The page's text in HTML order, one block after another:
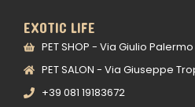
EXOTIC LIFE
PET SHOP - Via Giulio Palermo
PET SALON - Via Giuseppe
+39 081 19183672